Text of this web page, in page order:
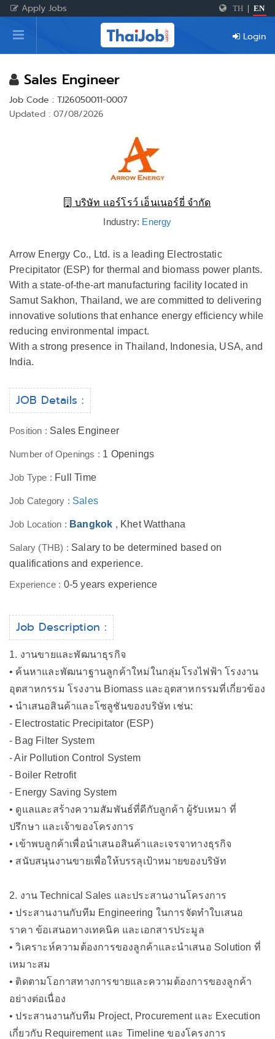
Apply Jobs TH EN
Home
Login
Register
Login
Sales Engineer
Job Code : TJ26050011-0007
Updated : 07/08/2026
บริษัท แอร์โรว์ เอ็นเนอร์ยี่ จำกัด
Industry: Energy
Arrow Energy Co., Ltd. is a leading Electrostatic
Precipitator (ESP) for thermal and biomass power plants.
With a state-of-the-art manufacturing facility located in
Samut Sakhon, Thailand, we are committed to delivering
innovative solutions that enhance energy efficiency while
reducing environmental impact.
With a strong presence in Thailand, Indonesia, USA, and
India.
JOB Details :
Position : Sales Engineer
Number of Openings : 1 Openings
Job Type : Full Time
Job Category : Sales
Job Location : Bangkok , Khet Watthana
Salary (THB) : Salary to be determined based on
qualifications and experience.
Experience : 0-5 years experience
Job Description :
1. งานขายและพัฒนาธุรกิจ
• ค้นหาและพัฒนาฐานลูกค้าใหม่ในกลุ่มโรงไฟฟ้า โรงงาน
อุตสาหกรรม โรงงาน Biomass และอุตสาหกรรมที่เกี่ยวข้อง
• นำเสนอสินค้าและโซลูชันของบริษัท เช่น:
- Electrostatic Precipitator (ESP)
- Bag Filter System
- Air Pollution Control System
- Boiler Retrofit
- Energy Saving System
• ดูแลและสร้างความสัมพันธ์ที่ดีกับลูกค้า ผู้รับเหมา ที่
ปรึกษา และเจ้าของโครงการ
• เข้าพบลูกค้าเพื่อนำเสนอสินค้าและเจรจาทางธุรกิจ
• สนับสนุนงานขายเพื่อให้บรรลุเป้าหมายของบริษัท
2. งาน Technical Sales และประสานงานโครงการ
• ประสานงานกับทีม Engineering ในการจัดทำใบเสนอ
ราคา ข้อเสนอทางเทคนิค และเอกสารประมูล
• วิเคราะห์ความต้องการของลูกค้าและนำเสนอ Solution ที่
เหมาะสม
• ติดตามโอกาสทางการขายและความต้องการของลูกค้า
อย่างต่อเนื่อง
• ประสานงานกับทีม Project, Procurement และ Execution
เกี่ยวกับ Requirement และ Timeline ของโครงการ